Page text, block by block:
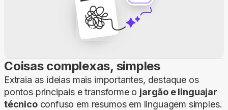
Coisas complexas, simples
Extraia as ideias mais importantes, destaque os
pontos principais e transforme o jargão e linguajar
técnicoconfuso em resumos em linguagem simples.